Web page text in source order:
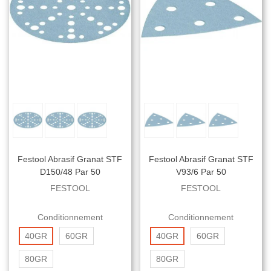
Festool Abrasif Granat STF
D150/48 Par 50
FESTOOL
Conditionnement
40GR
60GR
80GR
Festool Abrasif Granat STF
V93/6 Par 50
FESTOOL
Conditionnement
40GR
60GR
80GR